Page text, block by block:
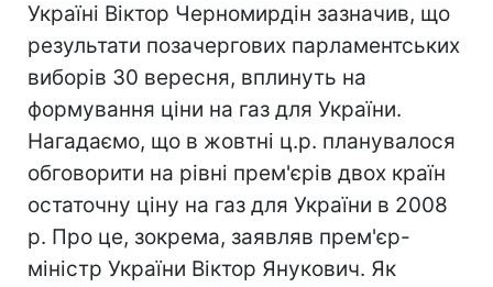
Україні Віктор Черномирдін зазначив, що
результати позачергових парламентських
виборів 30 вересня, вплинуть на
формування ціни на газ для України.
Нагадаємо, що в жовтні ц.р. планувалося
обговорити на рівні прем'єрів двох країн
остаточну ціну на газ для України в 2008
р. Про це, зокрема, заявляв прем'єр-
міністр України Віктор Янукович. Як